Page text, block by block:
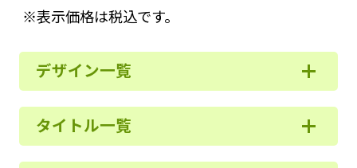
※表示価格は税込です。
デザイン一覧
タイトル一覧